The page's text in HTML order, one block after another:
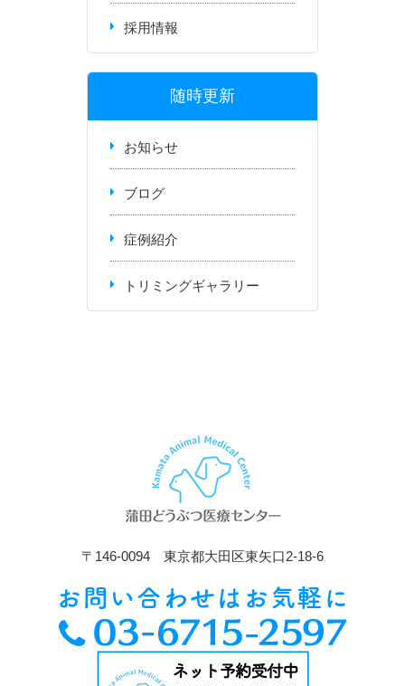
採用情報
随時更新
お知らせ
ブログ
症例紹介
トリミングギャラリー
〒146-0094 東京都大田区東矢口2-18-6